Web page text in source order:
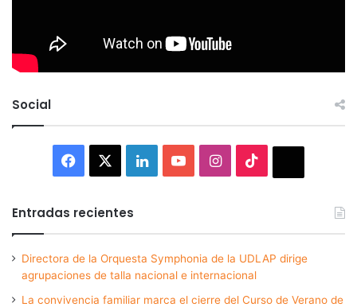
Social
Facebook LinkedInYouTubeInstagram
Entradas recientes
Directora de la Orquesta Symphonia de la UDLAP dirige
agrupaciones de talla nacional e internacional
La convivencia familiar marca el cierre del Curso de Verano de